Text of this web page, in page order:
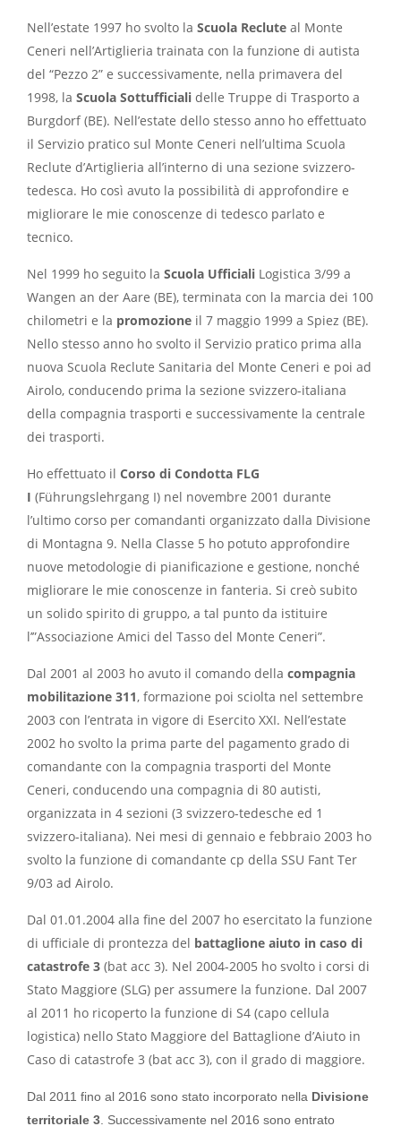
Nell’estate 1997 ho svolto la Scuola Reclute al Monte
Ceneri nell’Artiglieria trainata con la funzione di autista
del “Pezzo 2” e successivamente, nella primavera del
1998, la Scuola Sottufficiali delle Truppe di Trasporto a
Burgdorf (BE). Nell’estate dello stesso anno ho effettuato
il Servizio pratico sul Monte Ceneri nell’ultima Scuola
Reclute d’Artiglieria all’interno di una sezione svizzero-
tedesca. Ho così avuto la possibilità di approfondire e
migliorare le mie conoscenze di tedesco parlato e
tecnico.
Nel 1999 ho seguito la Scuola Ufficiali Logistica 3/99 a
Wangen an der Aare (BE), terminata con la marcia dei 100
chilometri e la promozione il 7 maggio 1999 a Spiez (BE).
Nello stesso anno ho svolto il Servizio pratico prima alla
nuova Scuola Reclute Sanitaria del Monte Ceneri e poi ad
Airolo, conducendo prima la sezione svizzero-italiana
della compagnia trasporti e successivamente la centrale
dei trasporti.
Ho effettuato il Corso di Condotta FLG
I (Führungslehrgang I) nel novembre 2001 durante
l’ultimo corso per comandanti organizzato dalla Divisione
di Montagna 9. Nella Classe 5 ho potuto approfondire
nuove metodologie di pianificazione e gestione, nonché
migliorare le mie conoscenze in fanteria. Si creò subito
un solido spirito di gruppo, a tal punto da istituire
l’”Associazione Amici del Tasso del Monte Ceneri”.
Dal 2001 al 2003 ho avuto il comando della compagnia
mobilitazione 311, formazione poi sciolta nel settembre
2003 con l’entrata in vigore di Esercito XXI. Nell’estate
2002 ho svolto la prima parte del pagamento grado di
comandante con la compagnia trasporti del Monte
Ceneri, conducendo una compagnia di 80 autisti,
organizzata in 4 sezioni (3 svizzero-tedesche ed 1
svizzero-italiana). Nei mesi di gennaio e febbraio 2003 ho
svolto la funzione di comandante cp della SSU Fant Ter
9/03 ad Airolo.
Dal 01.01.2004 alla fine del 2007 ho esercitato la funzione
di ufficiale di prontezza del battaglione aiuto in caso di
catastrofe 3 (bat acc 3). Nel 2004-2005 ho svolto i corsi di
Stato Maggiore (SLG) per assumere la funzione. Dal 2007
al 2011 ho ricoperto la funzione di S4 (capo cellula
logistica) nello Stato Maggiore del Battaglione d’Aiuto in
Caso di catastrofe 3 (bat acc 3), con il grado di maggiore.
Dal 2011 fino al 2016 sono stato incorporato nella Divisione
territoriale 3 . Successivamente nel 2016 sono entrato